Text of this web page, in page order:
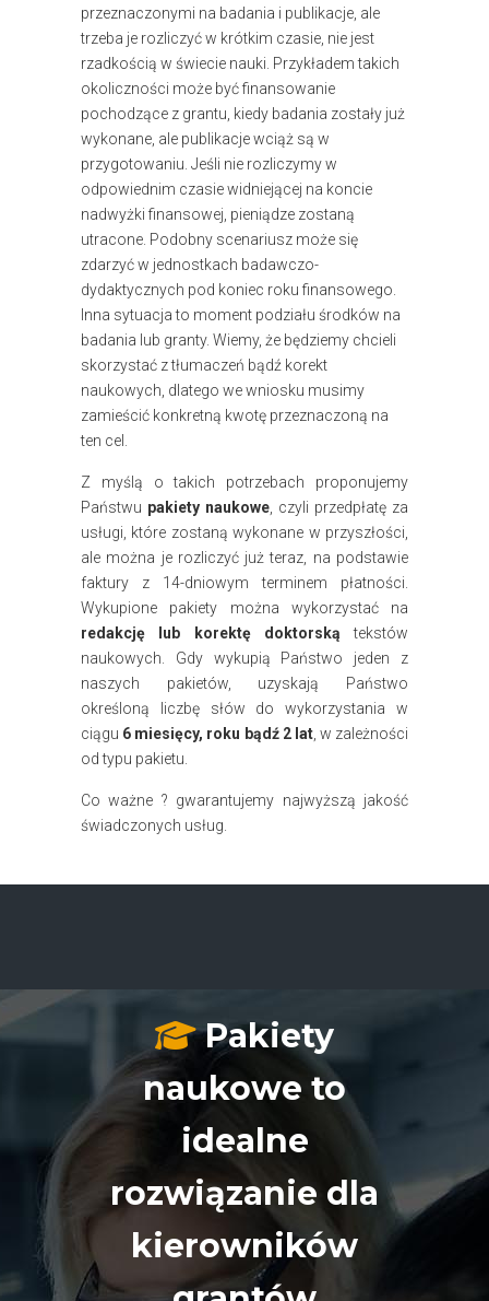
przeznaczonymi na badania i publikacje, ale
trzeba je rozliczyć w krótkim czasie, nie jest
rzadkością w świecie nauki. Przykładem takich
okoliczności może być finansowanie
pochodzące z grantu, kiedy badania zostały już
wykonane, ale publikacje wciąż są w
przygotowaniu. Jeśli nie rozliczymy w
odpowiednim czasie widniejącej na koncie
nadwyżki finansowej, pieniądze zostaną
utracone. Podobny scenariusz może się
zdarzyć w jednostkach badawczo-
dydaktycznych pod koniec roku finansowego.
Inna sytuacja to moment podziału środków na
badania lub granty. Wiemy, że będziemy chcieli
skorzystać z tłumaczeń bądź korekt
naukowych, dlatego we wniosku musimy
zamieścić konkretną kwotę przeznaczoną na
ten cel.
Z myślą o takich potrzebach proponujemy
Państwu pakiety naukowe , czyli przedpłatę za
usługi, które zostaną wykonane w przyszłości,
ale można je rozliczyć już teraz, na podstawie
faktury z 14-dniowym terminem płatności.
Wykupione pakiety można wykorzystać na
redakcję lub korektę doktorską tekstów
naukowych. Gdy wykupią Państwo jeden z
naszych pakietów, uzyskają Państwo
określoną liczbę słów do wykorzystania w
ciągu 6 miesięcy, roku bądź 2 lat, w zależności
od typu pakietu.
Co ważne ? gwarantujemy najwyższą jakość
świadczonych usług.
Pakiety
naukowe to
idealne
rozwiązanie dla
kierowników